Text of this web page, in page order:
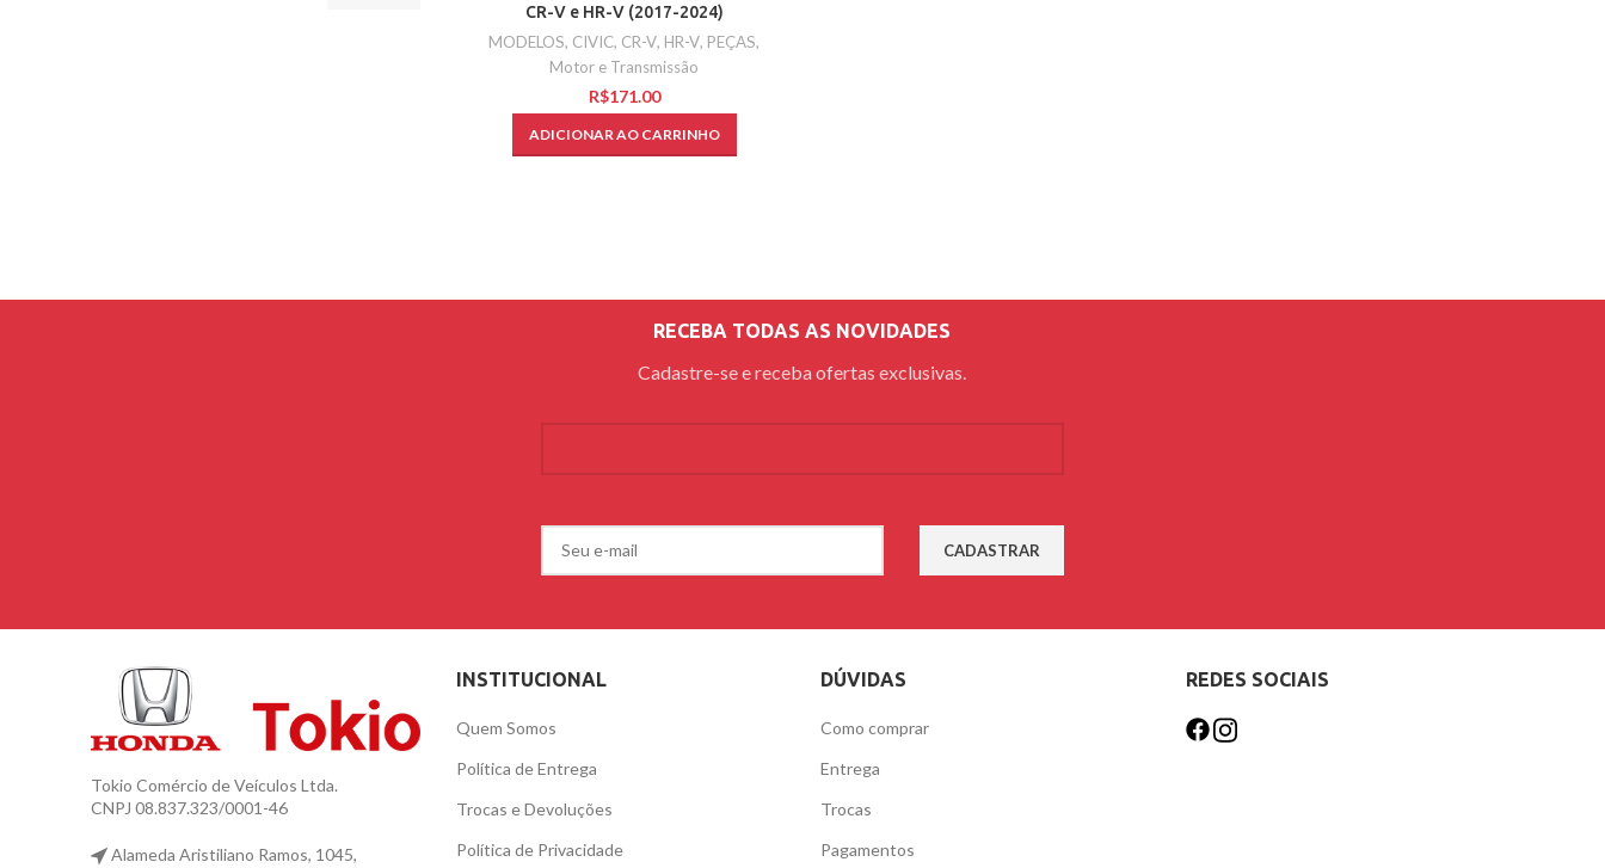
CR-V e HR-V (2017-2024)
MODELOS, CIVIC, CR-V, HR-V, PEÇAS,
Motor e Transmissão
R$
ADICIONAR AO CARRINHO
RECEBA TODAS AS NOVIDADES
Cadastre-se e receba ofertas exclusivas.
Tokio Comércio de Veículos Ltda.
CNPJ 08.837.323/0001-46
Alameda Aristiliano Ramos, 1045,
INSTITUCIONAL
Quem Somos
Política de Entrega
Trocas e Devoluções
Política de Privacidade
DÚVIDAS
Como comprar
Entrega
Trocas
Pagamentos
REDES SOCIAIS